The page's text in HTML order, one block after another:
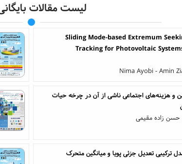
لیست مقالات
Sliding Mode-based Extremum
Tracking for Photovoltaic
Nima Ayobi - Amin
و هزینه‌های اجتماعی ناشی از آن در چرخه حیات
حسن زاده مقیمی
ترکیبی تعدیل جزئی پویا و میانگین متحرک